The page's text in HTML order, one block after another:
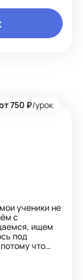
750 ₽/урок
ученики не
с
ищем
под
что
—
а